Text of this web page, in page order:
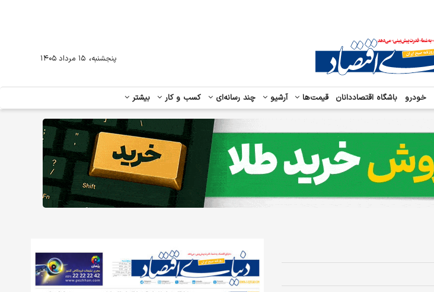
خودرو باشگاه اقتصاددانان قیمت‌ها آرشیو چند رسانه‌ای کسب و کار بیشتر
پنجشنبه، ۱۵ مرداد ۱۴۰۵